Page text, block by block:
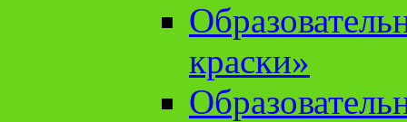
краски»